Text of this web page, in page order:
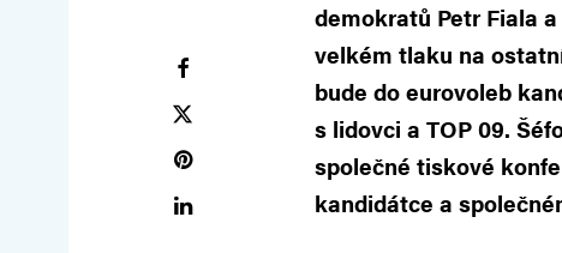
demokratů Petr Fiala
velkém tlaku na
bude do eurovoleb
s lidovci a TOP 09.
společné tiskové
kandidátce a